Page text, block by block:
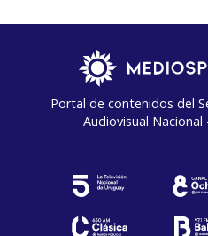
Portal de contenidos del
Audiovisual Nacional